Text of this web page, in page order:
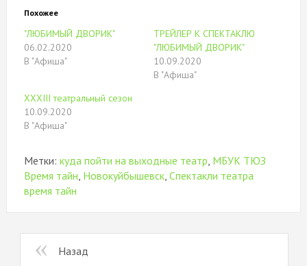
окне) в
новом
Похожее
"ЛЮБИМЫЙ ДВОРИК"
06.02.2020
В "Афиша"
ТРЕЙЛЕР К СПЕКТАКЛЮ
"ЛЮБИМЫЙ ДВОРИК"
10.09.2020
В "Афиша"
XXXIII театральный сезон
10.09.2020
В "Афиша"
Метки: куда пойти на выходные театр, МБУК ТЮЗ
Время тайн, Новокуйбышевск, Спектакли театра
время тайн
Назад